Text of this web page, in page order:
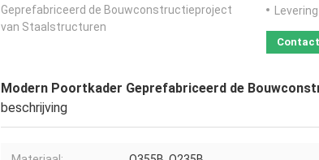
Geprefabriceerd de Bouwconstructieproject
van Staalstructuren
Contact
Modern Poortkader Geprefabriceerd de
beschrijving